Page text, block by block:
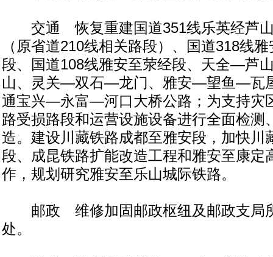
交通 恢复重建国道351线乐英经芦山
（原省道210线相关路段）、国道318线
段、国道108线雅安至荥经段、天全—芦
山、灵关—双石—龙门、雅安—望鱼—瓦
通宝兴—永富—河口大桥公路；为支持灾
路受损路段和运营设施设备进行全面检测
造。建设川藏铁路成都至雅安段，加快川
段、成昆铁路扩能改造工程和雅安至康定
作，规划研究雅安至乐山城际铁路。
邮政 维修加固邮政枢纽及邮政支局
处。